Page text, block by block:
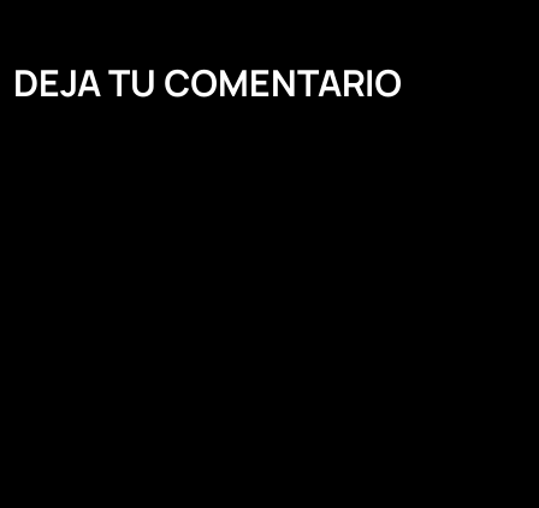
DEJA TU COMENTARIO